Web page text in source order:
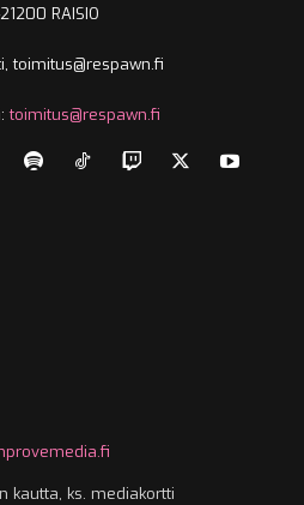
RAISIO
toimitus@respawn.fi
toimitus@respawn.fi
kautta, ks. mediakortti